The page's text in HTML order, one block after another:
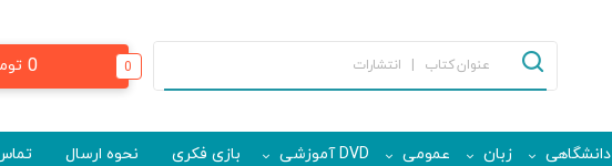
0
0
دانشگاهی زبان عمومی DVD آموزشی بازی فکری نحوه ارسال